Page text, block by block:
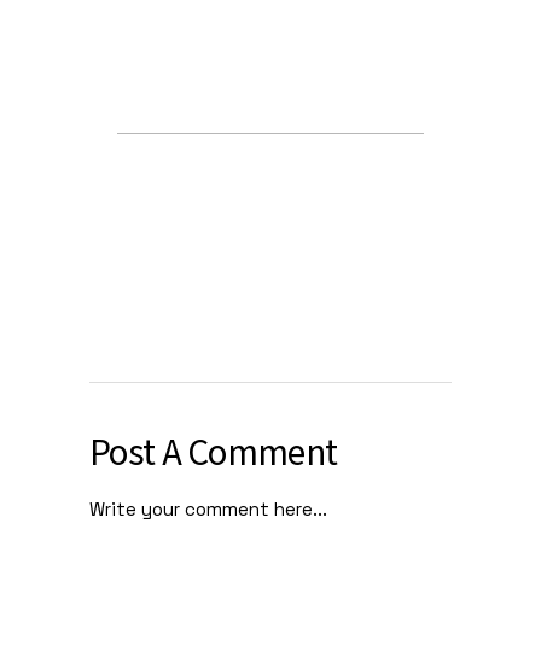
Post A Comment